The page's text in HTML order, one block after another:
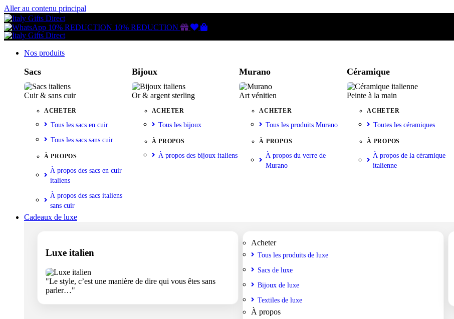
Aller au contenu principal
10% REDUCTION 10% REDUCTION Gutscheine
Wunschliste
Warenkorb
Nos produits
Sacs
Cuir & sans cuir
ACHETER
Tous les sacs en cuir
Tous les sacs sans cuir
À PROPOS
À propos des sacs en cuir
italiens
À propos des sacs italiens
sans cuir
Bijoux
Or & argent sterling
ACHETER
Tous les bijoux
À PROPOS
À propos des bijoux italiens
Murano
Art vénitien
ACHETER
Tous les produits Murano
À PROPOS
À propos du verre de
Murano
Céramique
Peinte à la main
ACHETER
Toutes les céramiques
À PROPOS
À propos de la céramique
italienne
Cadeaux de luxe
Luxe italien
"Le style, c’est une manière de dire qui vous êtes sans
parler…"
Acheter
Tous les produits de luxe
Sacs de luxe
Bijoux de luxe
Textiles de luxe
À propos